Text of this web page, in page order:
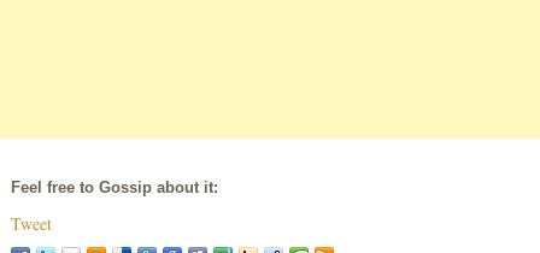
Feel free to Gossip about it:
Tweet